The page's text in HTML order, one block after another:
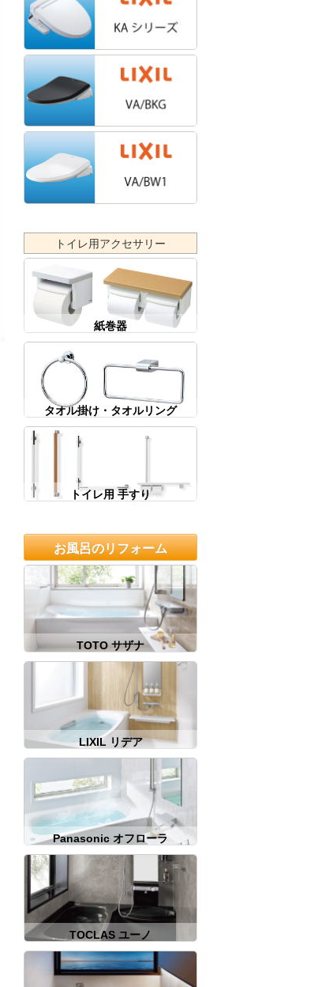
トイレ用アクセサリー
紙巻器
タオル掛け・タオルリング
トイレ用 手すり
お風呂のリフォーム
TOTO サザナ
LIXIL リデア
Panasonic オフローラ
TOCLAS ユーノ